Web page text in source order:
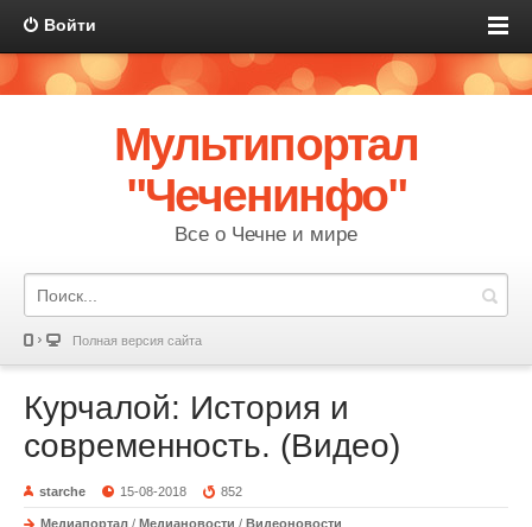
Войти
Мультипортал
"Чеченинфо"
Все о Чечне и мире
Полная версия сайта
Курчалой: История и
современность. (Видео)
starche 15-08-2018 852
Медиапортал / Медиановости / Видеоновости